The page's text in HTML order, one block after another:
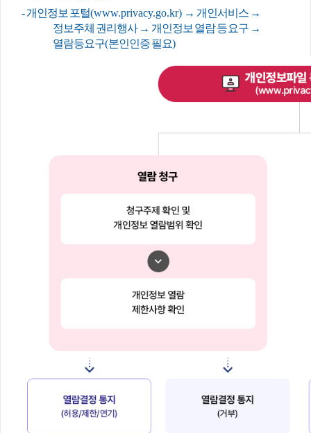
-개인정보 포털(www.privacy.go.kr) →개인서비스 →
정보주체 권리행사 →개인정보 열람 등 요구 →
열람등요구(본인인증 필요)